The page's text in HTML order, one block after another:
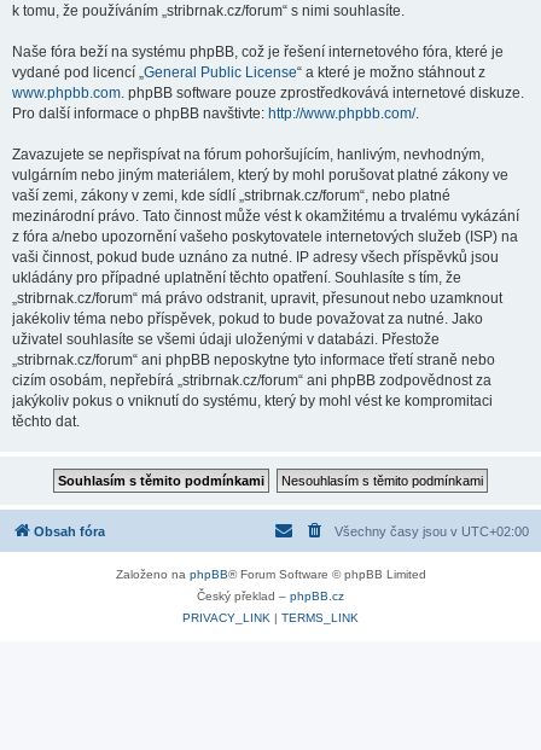
k tomu, že používáním „stribrnak.cz/forum“ s nimi souhlasíte.
Naše fóra beží na systému phpBB, což je řešení internetového fóra, které je
vydané pod licencí „General Public License“ a které je možno stáhnout z
www.phpbb.com. phpBB software pouze zprostředkovává internetové diskuze.
Pro další informace o phpBB navštivte: http://www.phpbb.com/.
Zavazujete se nepřispívat na fórum pohoršujícím, hanlivým, nevhodným,
vulgárním nebo jiným materiálem, který by mohl porušovat platné zákony ve
vaší zemi, zákony v zemi, kde sídlí „stribrnak.cz/forum“, nebo platné
mezinárodní právo. Tato činnost může vést k okamžitému a trvalému vykázání
z fóra a/nebo upozornění vašeho poskytovatele internetových služeb (ISP) na
vaši činnost, pokud bude uznáno za nutné. IP adresy všech příspěvků jsou
ukládány pro případné uplatnění těchto opatření. Souhlasíte s tím, že
„stribrnak.cz/forum“ má právo odstranit, upravit, přesunout nebo uzamknout
jakékoliv téma nebo příspěvek, pokud to bude považovat za nutné. Jako
uživatel souhlasíte se všemi údaji uloženými v databázi. Přestože
„stribrnak.cz/forum“ ani phpBB neposkytne tyto informace třetí straně nebo
cizím osobám, nepřebírá „stribrnak.cz/forum“ ani phpBB zodpovědnost za
jakýkoliv pokus o vniknutí do systému, který by mohl vést ke kompromitaci
těchto dat.
Obsah fóra Všechny časy jsou v UTC+02:00
Založeno na phpBB® Forum Software © phpBB Limited
Český překlad – phpBB.cz
PRIVACY_LINK | TERMS_LINK